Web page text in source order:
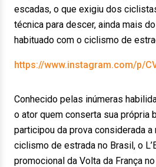
escadas, o que exigiu dos
técnica para descer, ainda mais
habituado com o ciclismo de
https://www.instagram.com/p/
Conhecido pelas inúmeras
o ator quem conserta sua própria
participou da prova considerada
ciclismo de estrada no Brasil, o
promocional da Volta da França